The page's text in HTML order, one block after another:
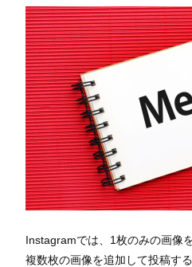
Instagramでは、1枚のみの画像
複数枚の画像を追加して投稿す